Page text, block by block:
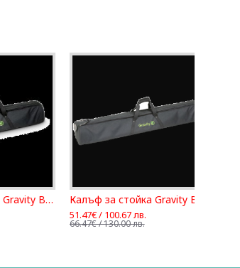
Калъф за стойка Gravity BG SS 2 B Калъф за стойка Gravity BG SS 2 LB
51.47€ / 100.67 лв.
66.47€ / 130.00 лв.